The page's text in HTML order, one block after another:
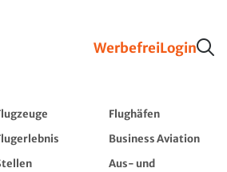
WerbefreiLogin
Flughäfen
Business Aviation
Aus- und